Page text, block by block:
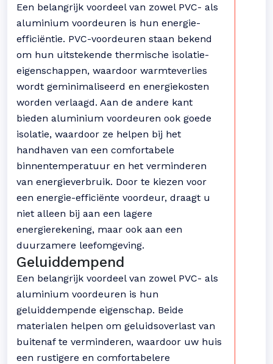
Een belangrijk voordeel van zowel PVC- als
aluminium voordeuren is hun energie-
efficiëntie. PVC-voordeuren staan bekend
om hun uitstekende thermische isolatie-
eigenschappen, waardoor warmteverlies
wordt geminimaliseerd en energiekosten
worden verlaagd. Aan de andere kant
bieden aluminium voordeuren ook goede
isolatie, waardoor ze helpen bij het
handhaven van een comfortabele
binnentemperatuur en het verminderen
van energieverbruik. Door te kiezen voor
een energie-efficiënte voordeur, draagt u
niet alleen bij aan een lagere
energierekening, maar ook aan een
duurzamere leefomgeving.
Geluiddempend
Een belangrijk voordeel van zowel PVC- als
aluminium voordeuren is hun
geluiddempende eigenschap. Beide
materialen helpen om geluidsoverlast van
buitenaf te verminderen, waardoor uw huis
een rustigere en comfortabelere